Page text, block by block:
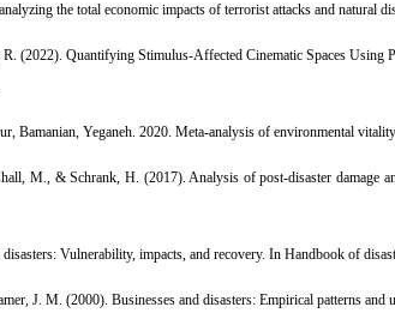
the total economic impacts of terrorist attacks and natural
(2022). Quantifying Stimulus-Affected Cinematic Spaces Using
Bamanian, Yeganeh. 2020. Meta-analysis of environmental
M., & Schrank, H. (2017). Analysis of post-disaster damage
Vulnerability, impacts, and recovery. In Handbook of
J. M. (2000). Businesses and disasters: Empirical patterns